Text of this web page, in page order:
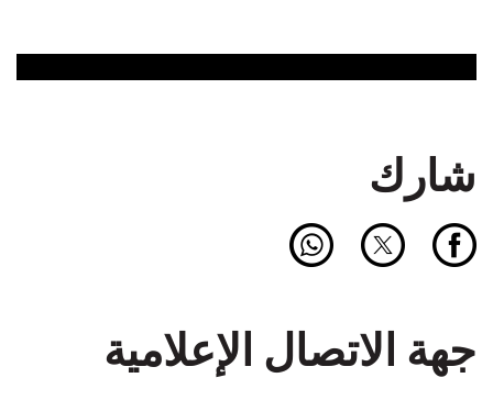
شارك
جهة الاتصال الإعلامية